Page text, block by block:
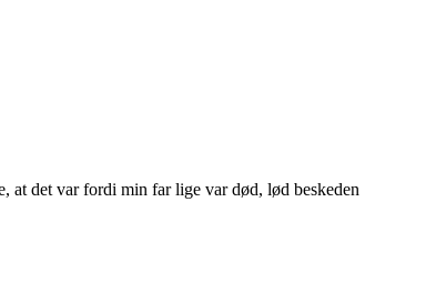
at det var fordi min far lige var død, lød beskeden